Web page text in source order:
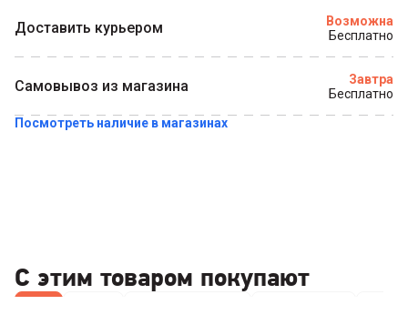
Доставить курьером
Возможна
Бесплатно
Самовывоз из магазина
Завтра
Бесплатно
Посмотреть наличие в магазинах
С этим товаром покупают